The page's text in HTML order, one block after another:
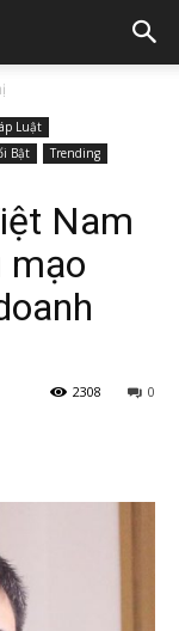
Luật
Bật
Trending
Nam
mạo
0
2308